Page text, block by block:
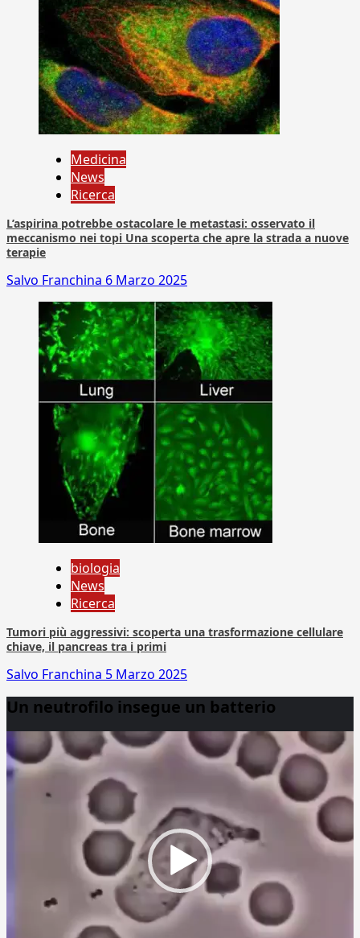
Medicina
News
Ricerca
L’aspirina potrebbe ostacolare le metastasi: osservato il
meccanismo nei topi Una scoperta che apre la strada a nuove
terapie
Salvo Franchina 6 Marzo 2025
biologia
News
Ricerca
Tumori più aggressivi: scoperta una trasformazione cellulare
chiave, il pancreas tra i primi
Salvo Franchina 5 Marzo 2025
Un neutrofilo insegue un batterio
Player